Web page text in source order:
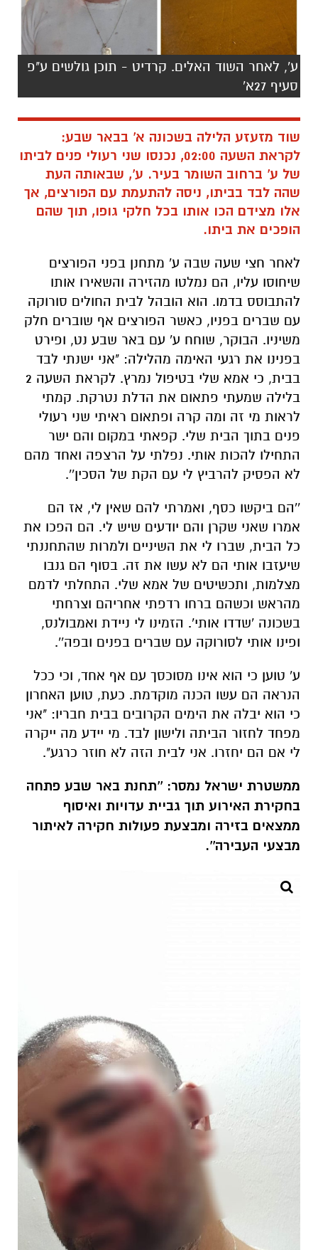
ע', לאחר השוד האלים. קרדיט - תוכן גולשים ע"פ
סעיף 27א'
שוד מזעזע הלילה בשכונה א' בבאר שבע:
לקראת השעה 02:00, נכנסו שני רעולי פנים לביתו
של ע' ברחוב השומר בעיר. ע', שבאותה העת
שהה לבד בביתו, ניסה להתעמת עם הפורצים, אך
אלו מצידם הכו אותו בכל חלקי גופו, תוך שהם
הופכים את ביתו.
לאחר חצי שעה שבה ע' מתחנן בפני הפורצים
שיחוסו עליו, הם נמלטו מהזירה והשאירו אותו
להתבוסס בדמו. הוא הובהל לבית החולים סורוקה
עם שברים בפניו, כאשר הפורצים אף שוברים חלק
משיניו. הבוקר, שוחח ע' עם באר שבע נט, ופירט
בפנינו את רגעי האימה מהלילה: "אני ישנתי לבד
בבית, כי אמא שלי בטיפול נמרץ. לקראת השעה 2
בלילה שמעתי פתאום את הדלת נטרקת. קמתי
לראות מי זה ומה קרה ופתאום ראיתי שני רעולי
פנים בתוך הבית שלי. קפאתי במקום והם ישר
התחילו להכות אותי. נפלתי על הרצפה ואחד מהם
לא הפסיק להרביץ לי עם הקת של הסכין''.
''הם ביקשו כסף, ואמרתי להם שאין לי, אז הם
אמרו שאני שקרן והם יודעים שיש לי. הם הפכו את
כל הבית, שברו לי את השיניים ולמרות שהתחננתי
שיעזבו אותי הם לא עשו את זה. בסוף הם גנבו
מצלמות, ותכשיטים של אמא שלי. התחלתי לדמם
מהראש וכשהם ברחו רדפתי אחריהם וצרחתי
בשכונה 'שדדו אותי'. הזמינו לי ניידת ואמבולנס,
ופינו אותי לסורוקה עם שברים בפנים ובפה''.
ע' טוען כי הוא אינו מסוכסך עם אף אחד, וכי ככל
הנראה הם עשו הכנה מוקדמת. כעת, טוען האחרון
כי הוא יבלה את הימים הקרובים בבית חבריו: "אני
מפחד לחזור הביתה ולישון לבד. מי יידע מה ייקרה
לי אם הם יחזרו. אני לבית הזה לא חוזר כרגע".
ממשטרת ישראל נמסר: ''תחנת באר שבע פתחה
בחקירת האירוע תוך גביית עדויות ואיסוף
ממצאים בזירה ומבצעת פעולות חקירה לאיתור
מבצעי העבירה''.